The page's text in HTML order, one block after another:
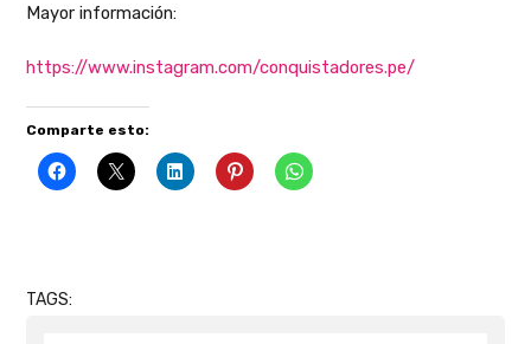
Mayor información:
https://www.instagram.com/conquistadores.pe/
Comparte esto:
TAGS: